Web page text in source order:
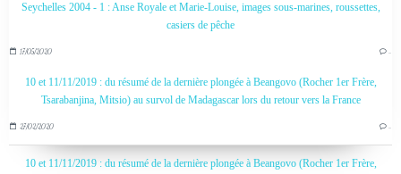
Seychelles 2004 - 1 : Anse Royale et Marie-Louise, images sous-marines, roussettes,
casiers de pêche
17/05/2020 …
10 et 11/11/2019 : du résumé de la dernière plongée à Beangovo (Rocher 1er Frère,
Tsarabanjina, Mitsio) au survol de Madagascar lors du retour vers la France
27/02/2020 …
10 et 11/11/2019 : du résumé de la dernière plongée à Beangovo (Rocher 1er Frère,